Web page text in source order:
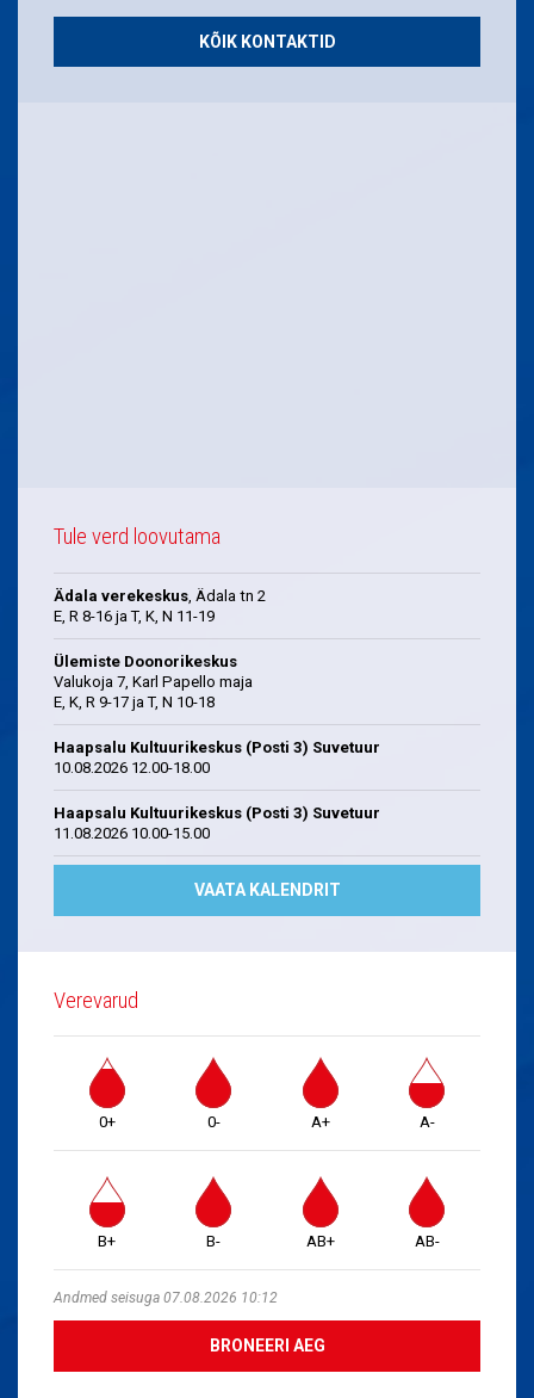
KÕIK KONTAKTID
Tule verd loovutama
Ädala verekeskus , Ädala tn 2
E, R 8-16 ja T, K, N 11-19
Ülemiste Doonorikeskus
Valukoja 7, Karl Papello maja
E, K, R 9-17 ja T, N 10-18
Haapsalu Kultuurikeskus (Posti 3) Suvetuur
10.08.2026 12.00-18.00
Haapsalu Kultuurikeskus (Posti 3) Suvetuur
11.08.2026 10.00-15.00
VAATA KALENDRIT
Verevarud
0+ 0- A+ A-
B+ B- AB+ AB-
Andmed seisuga 07.08.2026 10:12
BRONEERI AEG